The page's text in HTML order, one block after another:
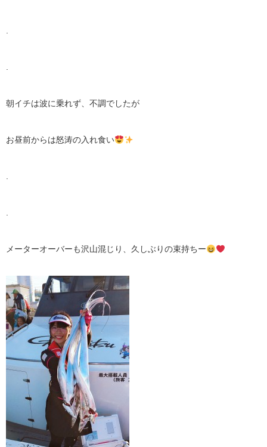
.
.
朝イチは波に乗れず、不調でしたが
お昼前からは怒涛の入れ食い
.
.
メーターオーバーも沢山混じり、久しぶりの束持ちー